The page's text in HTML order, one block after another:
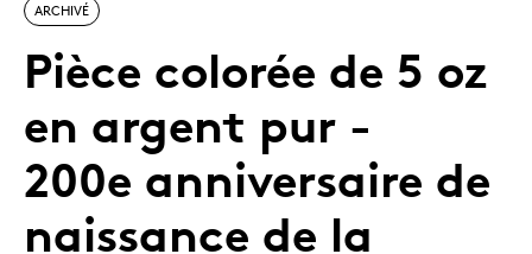
ARCHIVÉ
Pièce colorée de 5 oz
en argent pur -
200e anniversaire de
naissance de la